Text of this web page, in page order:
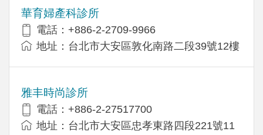
華育婦產科診所
電話：+886-2-2709-9966
地址：台北市大安區敦化南路二段39號12樓
雅丰時尚診所
電話：+886-2-27517700
地址：台北市大安區忠孝東路四段221號11